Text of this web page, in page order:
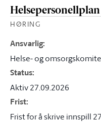
Helsepersonellplan
HØRING
Ansvarlig:
Helse- og
Status:
Aktiv 27.09.2026
Frist:
Frist for å skrive innspill